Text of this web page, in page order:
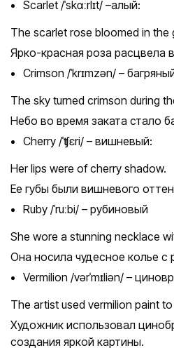
Scarlet /ˈskɑːrlɪt/ –алый:
The scarlet rose bloomed in the
Ярко-красная роза расцвела
Crimson /ˈkrɪmzən/ –
The sky turned crimson during
Небо во время заката стало
Cherry /ˈʧɛri/ – вишневый:
Her lips were of cherry shadow.
Ее губы были вишневого
Ruby /ˈruːbi/ – рубиновый
She wore a stunning necklace
Она носила чудесное колье с
Vermilion /vərˈmɪliən/ –
The artist used vermilion paint
Художник использовал
создания яркой картины.